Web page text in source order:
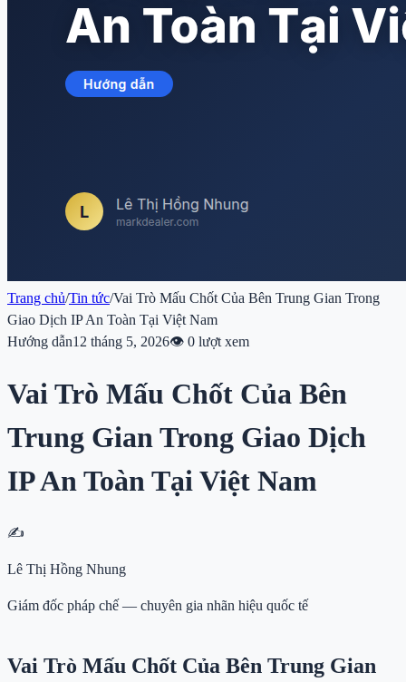
Trang chủ/Tin tức/Vai Trò Mấu Chốt Của Bên Trung Gian Trong
Giao Dịch IP An Toàn Tại Việt Nam
Hướng dẫn12 tháng 5, 2026👁 0 lượt xem
Vai Trò Mấu Chốt Của Bên
Trung Gian Trong Giao Dịch
IP An Toàn Tại Việt Nam
✍️
Lê Thị Hồng Nhung
Giám đốc pháp chế — chuyên gia nhãn hiệu quốc tế
Vai Trò Mấu Chốt Của Bên Trung Gian